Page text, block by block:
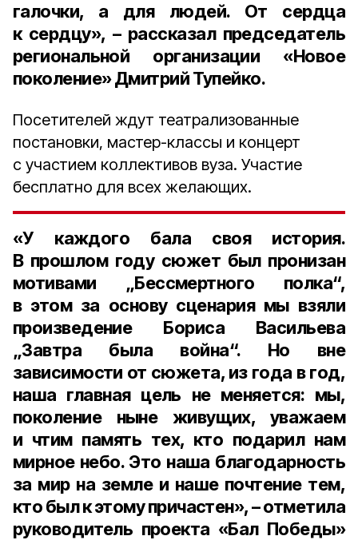
галочки, а для людей. От сердца
к сердцу», – рассказал председатель
региональной организации «Новое
поколение» Дмитрий Тупейко.
Посетителей ждут театрализованные
постановки, мастер-классы и концерт
с участием коллективов вуза. Участие
бесплатно для всех желающих.
«У каждого бала своя история.
В прошлом году сюжет был пронизан
мотивами „Бессмертного полка“,
в этом за основу сценария мы взяли
произведение Бориса Васильева
„Завтра была война“. Но вне
зависимости от сюжета, из года в год,
наша главная цель не меняется: мы,
поколение ныне живущих, уважаем
и чтим память тех, кто подарил нам
мирное небо. Это наша благодарность
за мир на земле и наше почтение тем,
кто был к этому причастен», – отметила
руководитель проекта «Бал Победы»